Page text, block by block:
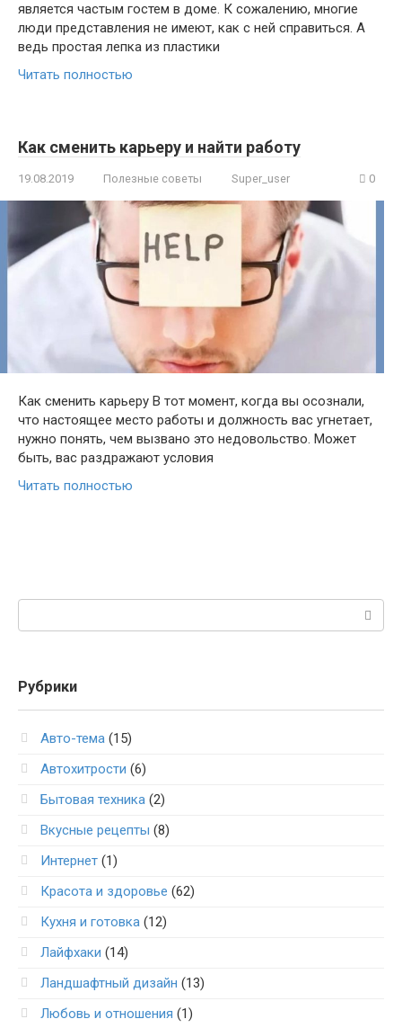
является частым гостем в доме. К сожалению, многие
люди представления не имеют, как с ней справиться. А
ведь простая лепка из пластики
Читать полностью
Как сменить карьеру и найти работу
19.08.2019 Полезные советы Super_user 0
Как сменить карьеру В тот момент, когда вы осознали,
что настоящее место работы и должность вас угнетает,
нужно понять, чем вызвано это недовольство. Может
быть, вас раздражают условия
Читать полностью
Рубрики
Авто-тема (15)
Автохитрости (6)
Бытовая техника (2)
Вкусные рецепты (8)
Интернет (1)
Красота и здоровье (62)
Кухня и готовка (12)
Лайфхаки (14)
Ландшафтный дизайн (13)
Любовь и отношения (1)